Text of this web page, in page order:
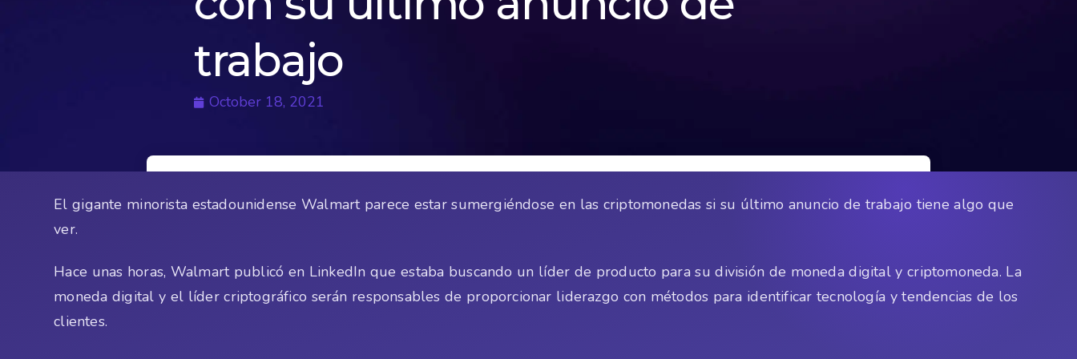
trabajo
October 18, 2021
El gigante minorista estadounidense Walmart parece estar sumergiéndose en las criptomonedas si su último anuncio de trabajo tiene algo que
ver.
Hace unas horas, Walmart publicó en LinkedIn que estaba buscando un líder de producto para su división de moneda digital y criptomoneda. La
moneda digital y el líder criptográfico serán responsables de proporcionar liderazgo con métodos para identificar tecnología y tendencias de los
clientes.